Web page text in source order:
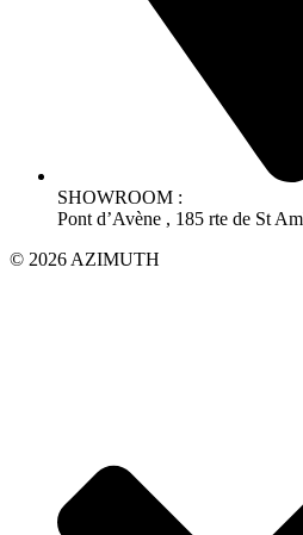
SHOWROOM :
Pont d’Avène , 185 rte de St
© 2026 AZIMUTH